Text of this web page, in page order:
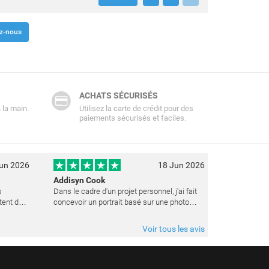
nous
main.
ACHATS SÉCURISÉS
Utilisez la carte de crédit pour des
paiements sécurisés et faciles.
2026
de
18 Jun 2026
Addisyn Cook
Dans le cadre d'un projet personnel, j'ai fait
concevoir un portrait basé sur une photo
à capturer les expressions avec une grande
Voir tous les avis